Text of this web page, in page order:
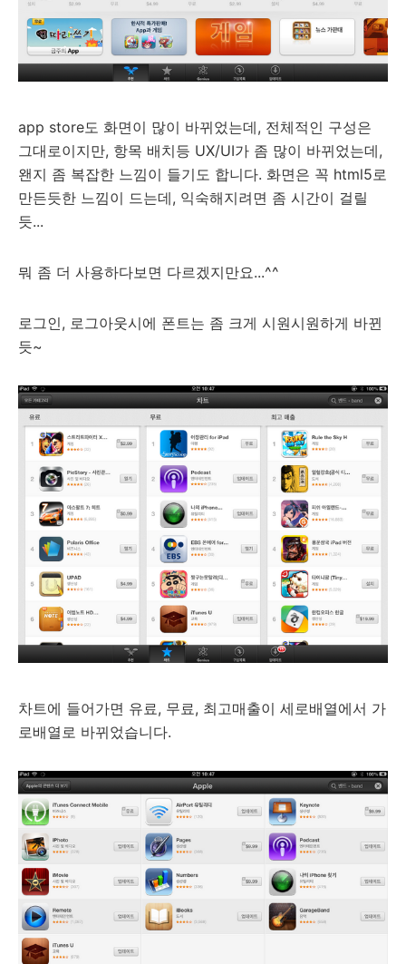
app store도 화면이 많이 바뀌었는데, 전체적인 구성은
그대로이지만, 항목 배치등 UX/UI가 좀 많이 바뀌었는데,
왠지 좀 복잡한 느낌이 들기도 합니다. 화면은 꼭 html5로
만든듯한 느낌이 드는데, 익숙해지려면 좀 시간이 걸릴
듯...
뭐 좀 더 사용하다보면 다르겠지만요...^^
로그인, 로그아웃시에 폰트는 좀 크게 시원시원하게 바뀐
듯~
차트에 들어가면 유료, 무료, 최고매출이 세로배열에서 가
로배열로 바뀌었습니다.